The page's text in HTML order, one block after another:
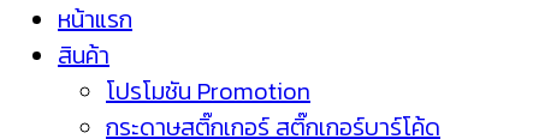
หน้าแรก
สินค้า
โปรโมชัน Promotion
กระดาษสติ๊กเกอร์ สติ๊กเกอร์บาร์โค้ด